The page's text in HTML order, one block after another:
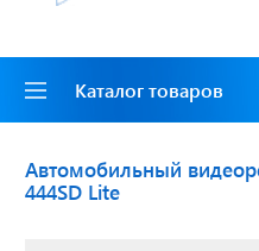
Каталог товаров
Автомобильный
444SD Lite